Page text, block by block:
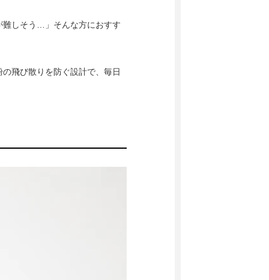
難しそう…」そんな方におすす
飛び散りを防ぐ設計で、毎日